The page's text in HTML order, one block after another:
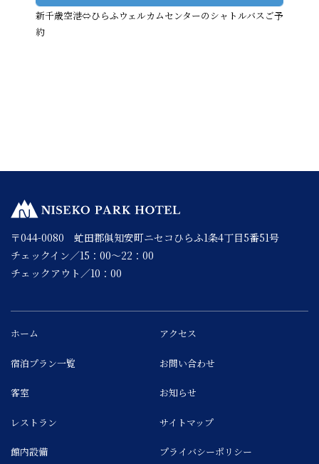
新千歳空港⇔ひらふウェルカムセンターのシャトルバスご予
約
〒044-0080 虻田郡俱知安町ニセコひらふ1条4丁目5番51号
チェックイン／15：00～22：00
チェックアウト／10：00
ホーム
宿泊プラン一覧
客室
レストラン
館内設備
アクセス
お問い合わせ
お知らせ
サイトマップ
プライバシーポリシー